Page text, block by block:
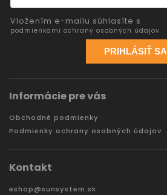
Vložením e-mailu súhlasíte s
podmienkami ochrany osobných údajov
PRIHLÁSIŤ SA
Informácie pre vás
Obchodné podmienky
Podmienky ochrany osobných údajov
Kontakt
eshop@sunsystem.sk